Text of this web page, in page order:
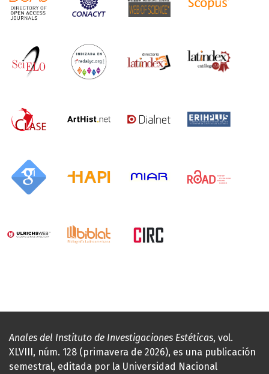
Anales del Instituto de Investigaciones Estéticas, vol.
XLVIII, núm. 128 (primavera de 2026), es una publicación
semestral, editada por la Universidad Nacional